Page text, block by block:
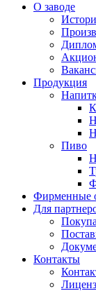
О заводе
Продукция
Пиво
Фирменные
Для
Контакты